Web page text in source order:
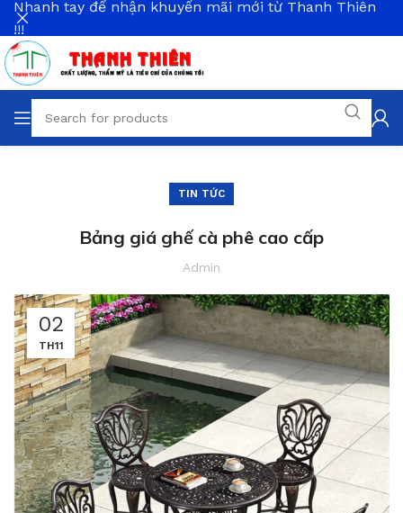
TIN TỨC
Bảng giá ghế cà phê cao cấp
Admin
02
TH11
Nhanh tay để nhận khuyến mãi mới từ Thanh Thiên
!!!